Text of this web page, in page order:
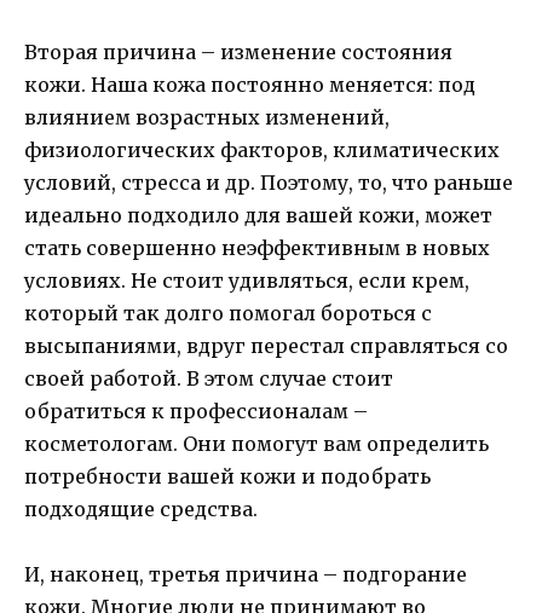
Вторая причина – изменение состояния
кожи. Наша кожа постоянно меняется: под
влиянием возрастных изменений,
физиологических факторов, климатических
условий, стресса и др. Поэтому, то, что раньше
идеально подходило для вашей кожи, может
стать совершенно неэффективным в новых
условиях. Не стоит удивляться, если крем,
который так долго помогал бороться с
высыпаниями, вдруг перестал справляться со
своей работой. В этом случае стоит
обратиться к профессионалам –
косметологам. Они помогут вам определить
потребности вашей кожи и подобрать
подходящие средства.
И, наконец, третья причина – подгорание
кожи. Многие люди не принимают во